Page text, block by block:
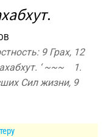
.
9 Грах, 12
‘ ~~~ 1.
Сил жизни, 9